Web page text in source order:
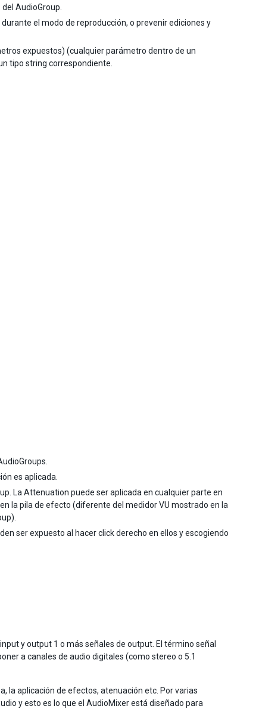
AudioGroup.
el modo de reproducción, o prevenir ediciones y
expuestos) (cualquier parámetro dentro de un
tipo string correspondiente.
es aplicada.
La Attenuation puede ser aplicada en cualquier parte en
la pila de efecto (diferente del medidor VU mostrado en la
ser expuesto al hacer click derecho en ellos y escogiendo
y output 1 o más señales de output. El término señal
a canales de audio digitales (como stereo o 5.1
la aplicación de efectos, atenuación etc. Por varias
y esto es lo que el AudioMixer está diseñado para